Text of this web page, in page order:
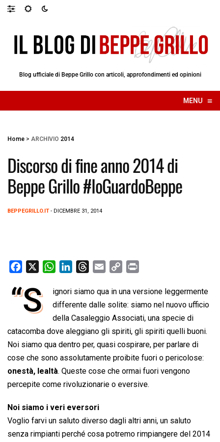
Blog ufficiale di Beppe Grillo con articoli, approfondimenti ed opinioni
MENU ≡
☰
Home > ARCHIVIO 2014
Discorso di fine anno 2014 di
Beppe Grillo #IoGuardoBeppe
BEPPEGRILLO.IT - DICEMBRE 31, 2014
c
e
o
o
k
W
a
t
s
A
p
p
n
k
e
d
I
n
r
e
a
d
s
a
l
p
y
L
i
n
k
i
n
t
“S
ignori siamo qua in una versione leggermente
differente dalle solite: siamo nel nuovo ufficio
della Casaleggio Associati, una specie di
catacomba dove aleggiano gli spiriti, gli spiriti quelli buoni.
Noi siamo qua dentro per, quasi cospirare, per parlare di
cose che sono assolutamente proibite fuori o pericolose:
onestà, lealtà. Queste cose che ormai fuori vengono
percepite come rivoluzionarie o eversive.
Noi siamo i veri eversori
Voglio farvi un saluto diverso dagli altri anni, un saluto
senza rimpianti perché cosa potremo rimpiangere del 2014